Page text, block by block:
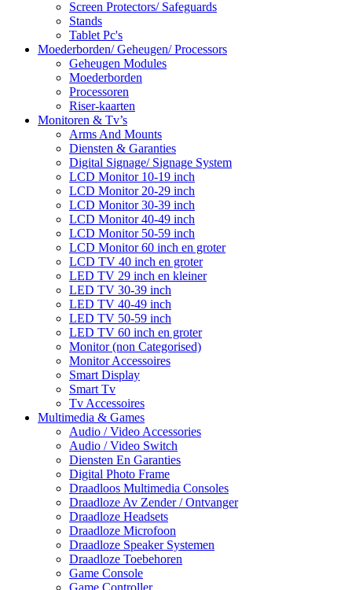
Screen Protectors/ Safeguards
Stands
Tablet Pc's
Moederborden/ Geheugen/ Processors
Geheugen Modules
Moederborden
Processoren
Riser-kaarten
Monitoren & Tv’s
Arms And Mounts
Diensten & Garanties
Digital Signage/ Signage System
LCD Monitor 10-19 inch
LCD Monitor 20-29 inch
LCD Monitor 30-39 inch
LCD Monitor 40-49 inch
LCD Monitor 50-59 inch
LCD Monitor 60 inch en groter
LCD TV 40 inch en groter
LED TV 29 inch en kleiner
LED TV 30-39 inch
LED TV 40-49 inch
LED TV 50-59 inch
LED TV 60 inch en groter
Monitor (non Categorised)
Monitor Accessoires
Smart Display
Smart Tv
Tv Accessoires
Multimedia & Games
Audio / Video Accessories
Audio / Video Switch
Diensten En Garanties
Digital Photo Frame
Draadloos Multimedia Consoles
Draadloze Av Zender / Ontvanger
Draadloze Headsets
Draadloze Microfoon
Draadloze Speaker Systemen
Draadloze Toebehoren
Game Console